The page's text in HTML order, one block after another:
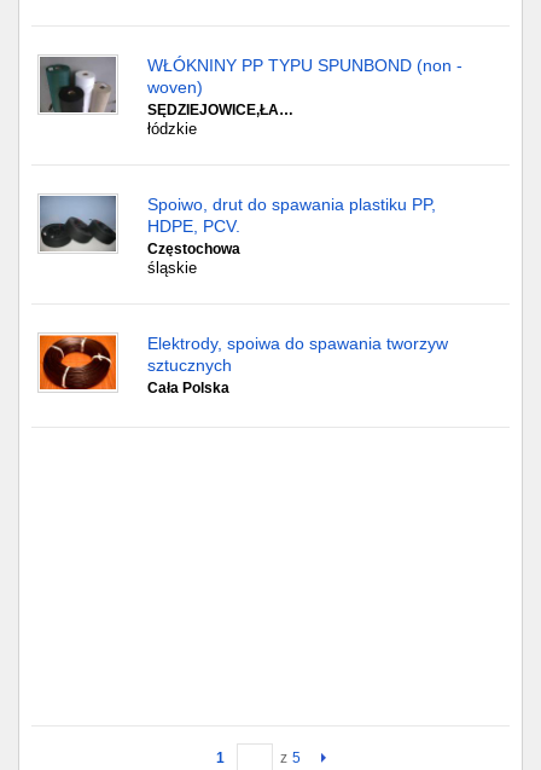
WŁÓKNINY PP TYPU SPUNBOND (non -
woven)
SĘDZIEJOWICE,ŁA…
łódzkie
Spoiwo, drut do spawania plastiku PP,
HDPE, PCV.
Częstochowa
śląskie
Elektrody, spoiwa do spawania tworzyw
sztucznych
Cała Polska
1 z 5